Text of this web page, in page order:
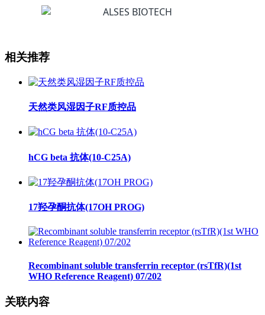
相关推荐
天然类风湿因子RF质控品
hCG beta 抗体(10-C25A)
17羟孕酮抗体(17OH PROG)
Recombinant soluble transferrin receptor (rsTfR)(1st
WHO Reference Reagent) 07/202
关联内容